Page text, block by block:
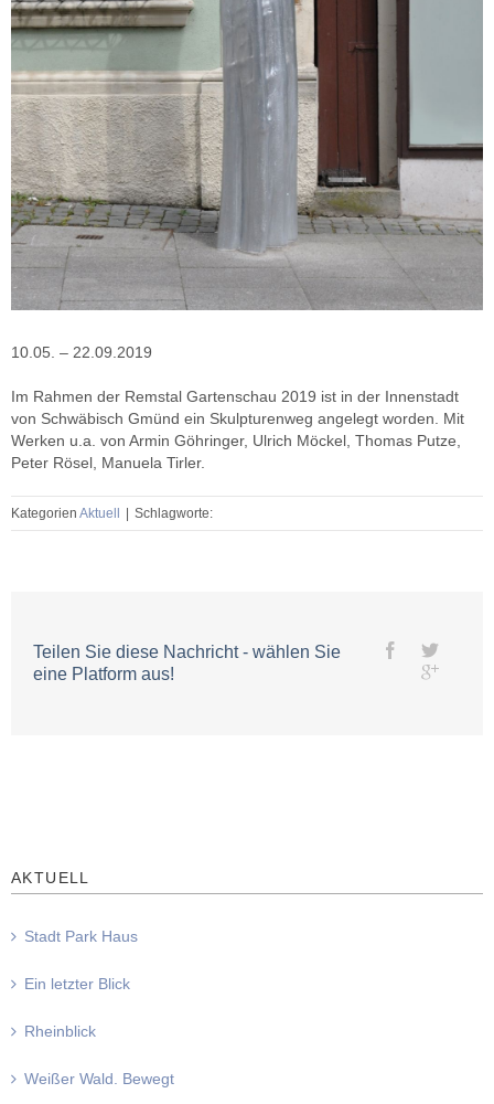
10.05. – 22.09.2019
Im Rahmen der Remstal Gartenschau 2019 ist in der Innenstadt
von Schwäbisch Gmünd ein Skulpturenweg angelegt worden. Mit
Werken u.a. von Armin Göhringer, Ulrich Möckel, Thomas Putze,
Peter Rösel, Manuela Tirler.
Kategorien Aktuell Schlagworte:
Teilen Sie diese Nachricht - wählen Sie
eine Platform aus!
AKTUELL
Stadt Park Haus
Ein letzter Blick
Rheinblick
Weißer Wald. Bewegt